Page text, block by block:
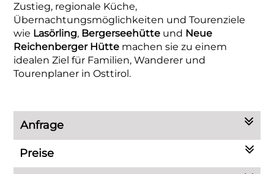
Zustieg, regionale Küche,
Übernachtungsmöglichkeiten und Tourenziele
wie Lasörling, Bergerseehütte und Neue
Reichenberger Hütte machen sie zu einem
idealen Ziel für Familien, Wanderer und
Tourenplaner in Osttirol.
Anfrage
Preise